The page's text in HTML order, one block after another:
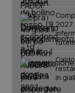
in